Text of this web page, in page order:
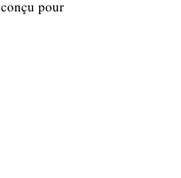
pour